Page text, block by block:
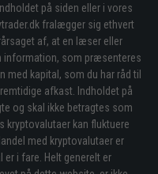
på siden eller i vores
fralægger sig ethvert
af, at en læser eller
information, som præsenteres
med kapital, som du har råd til
afkast. Indholdet på
og skal ikke betragtes som
kryptovalutaer kan fluktuere
med kryptovalutaer er
er i fare. Helt generelt er